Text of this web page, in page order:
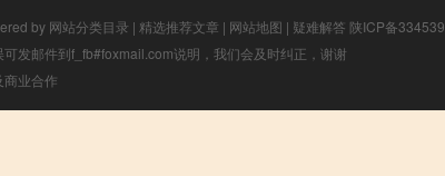
by 网站分类目录 | 精选推荐文章 | 网站地图 | 疑难解答 陕ICP备
发邮件到f_fb#foxmail.com说明，我们会及时纠正，谢谢
业合作